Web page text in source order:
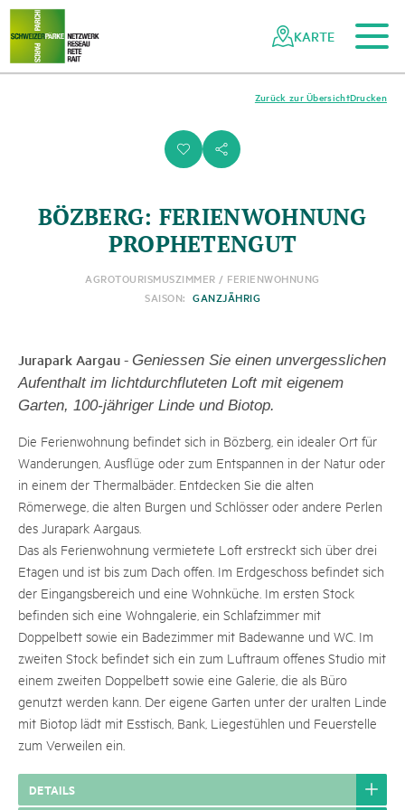
Navigieren
Netzwerk
Schweizer
Schnellnavigation
Zum Hauptinhalt
Zur mobilen Navigation
Zur Suche
Zum Fussbereich
Zur Sitemap
KARTE
i s
Drucken
Zurück zur Übersicht
BÖZBERG: FERIENWOHNUNG
PROPHETENGUT
AGROTOURISMUSZIMMER / FERIENWOHNUNG
SAISON: GANZJÄHRIG
Jurapark Aargau - Geniessen Sie einen unvergesslichen
Aufenthalt im lichtdurchfluteten Loft mit eigenem
Garten, 100-jähriger Linde und Biotop.
Die Ferienwohnung befindet sich in Bözberg, ein idealer Ort für
Wanderungen, Ausflüge oder zum Entspannen in der Natur oder
in einem der Thermalbäder. Entdecken Sie die alten
Römerwege, die alten Burgen und Schlösser oder andere Perlen
des Jurapark Aargaus.
Das als Ferienwohnung vermietete Loft erstreckt sich über drei
Etagen und ist bis zum Dach offen. Im Erdgeschoss befindet sich
der Eingangsbereich und eine Wohnküche. Im ersten Stock
befinden sich eine Wohngalerie, ein Schlafzimmer mit
Doppelbett sowie ein Badezimmer mit Badewanne und WC. Im
zweiten Stock befindet sich ein zum Luftraum offenes Studio mit
einem zweiten Doppelbett sowie eine Galerie, die als Büro
genutzt werden kann. Der eigene Garten unter der uralten Linde
mit Biotop lädt mit Esstisch, Bank, Liegestühlen und Feuerstelle
zum Verweilen ein.
DETAILS